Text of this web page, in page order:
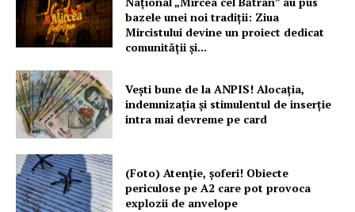
bazele unei noi tradiții: Ziua
Mircistului devine un proiect dedicat
comunității și...
Vești bune de la ANPIS! Alocația,
indemnizația și stimulentul de inserție
intra mai devreme pe card
(Foto) Atenție, șoferi! Obiecte
periculose pe A2 care pot provoca
explozii de anvelope